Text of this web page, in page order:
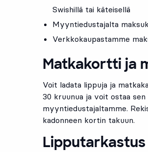
Swishillä tai käteisellä
Myyntiedustajalta
Verkkokaupastamme
Matkakortti ja
Voit ladata lippuja ja
30 kruunua ja voit ostaa
myyntiedustajaltamme.
kadonneen kortin takuun.
Lipputarkastus